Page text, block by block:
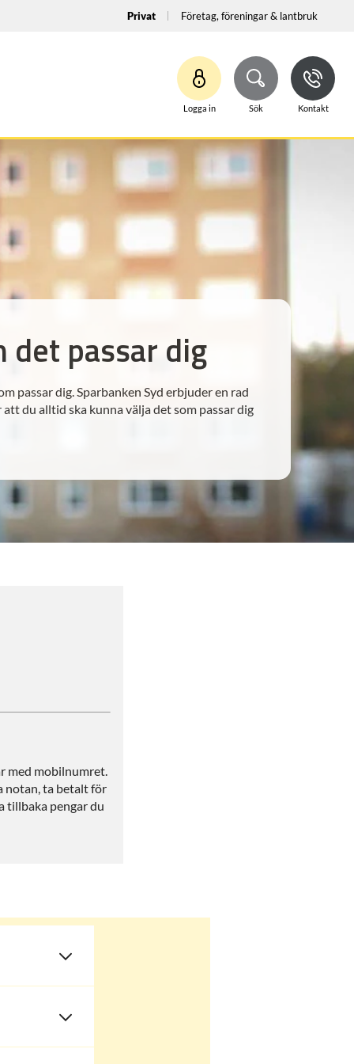
Privat Företag, föreningar & lantbruk
Logga in Sök Kontakt
det passar dig
passar dig. Sparbanken Syd erbjuder en rad
du alltid ska kunna välja det som passar dig
med mobilnumret.
notan, ta betalt för
tillbaka pengar du